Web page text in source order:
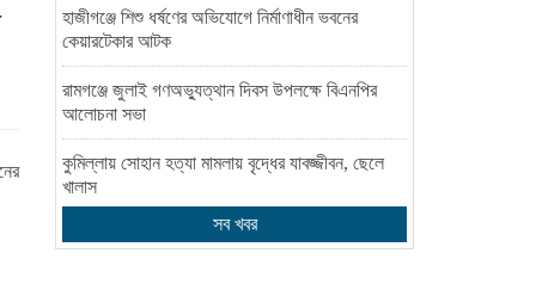
হাজীগঞ্জে শিশু ধর্ষণের অভিযোগে নির্মাণাধীন ভবনের
কেয়ারটেকার আটক
রামগঞ্জে জুলাই গণঅভ্যুত্থান দিবস উপলক্ষে বিএনপির
আলোচনা সভা
কুমিল্লায় সোহান হত্যা মামলায় বৃদ্ধের যাবজ্জীবন, ছেলে
খালাস
আক্কাস আলী রেলওয়ে একাডেমিতে বার্ষিক বৃত্তি প্রদান ও
সব খবর